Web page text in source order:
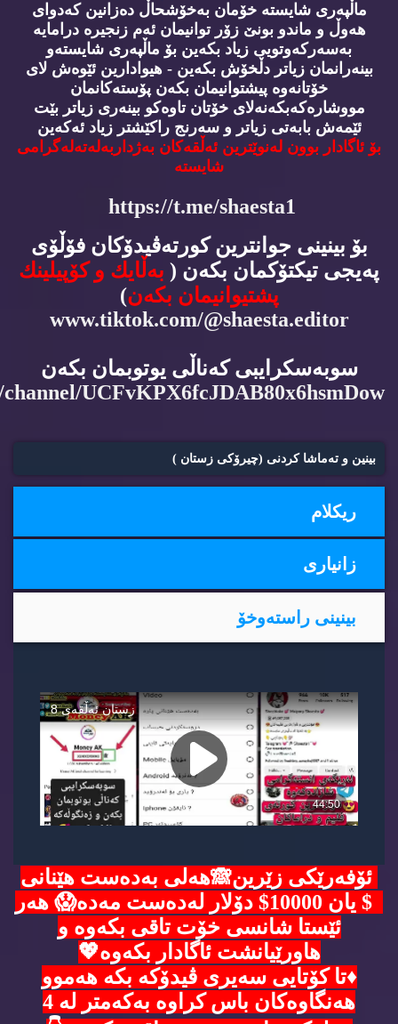
ماڵپه‌ری شایسته‌ خۆمان به‌خۆشحاڵ ده‌زانین كه‌دوای
هه‌وڵ و ماندو بونێ زۆر توانیمان ئه‌م زنجیره‌ درامایه‌
به‌سه‌ركه‌وتویی زیاد بكه‌ین بۆ ماڵپه‌ری شایسته‌و
بینه‌رانمان زیاتر دڵخۆش بكه‌ین - هیوادارین ئێوه‌ش لای
خۆتانه‌وه‌ پیشتوانیمان بكه‌ن پۆسته‌كانمان
مووشاره‌كه‌بكه‌نه‌لای خۆتان تاوه‌كو بینه‌ری زیاتر بێت
ئێمه‌ش بابه‌تی زیاتر و سه‌رنج راكێشتر زیاد ئه‌كه‌ین
بۆ ئاگادار بوون له‌نوێترین ئه‌ڵقه‌كان به‌ژداربه‌له‌ته‌له‌گرامی
شایسته‌
https://t.me/shaesta1
بۆ بینینی جوانترین كورته‌ڤیدۆكان فۆڵۆی
په‌یجی تیكتۆكمان بكه‌ن ( به‌ڵایك و كۆپیلینك
پشتیوانیمان بكه‌ن)
www.tiktok.com/@shaesta.editor
سوبه‌سكرایبی كه‌ناڵی یوتوبمان بكه‌ن
UCFvKPX6fcJDAB80x6hsmDow
بینین و ته‌ماشا كردنی (چیرۆكی زستان )
ریكلام
زانیاری
بینینی راسته‌وخۆ
ئۆفەرێکی زێرین🙈هەلی بەدەست هێنانی
5$ یان 10000$ دۆلار لەدەست مەدە😱 هەر
ئێستا شانسی خۆت تاقی بکەوە و
هاورێیانشت ئاگادار بکەوە💖
♦️تا کۆتایی سەیری ڤیدۆکە بکە هەموو
هەنگاوەکان باس کراوە بەکەمتر لە 4